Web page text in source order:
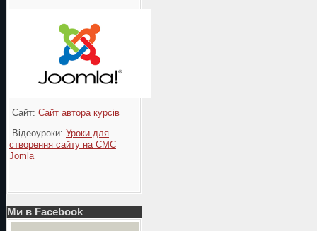
Сайт: Сайт автора курсів
Відеоуроки: Уроки для
створення сайту на СМС
Jomla
Ми в Facebook